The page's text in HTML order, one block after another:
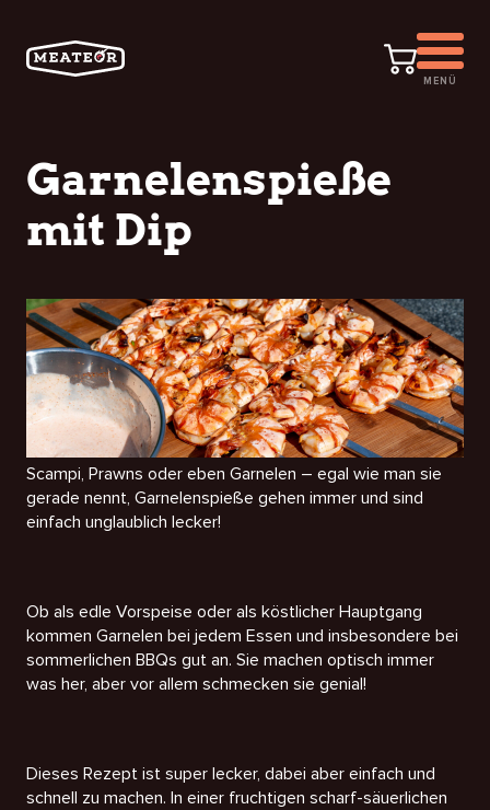
MENÜ
Garnelenspieße
mit Dip
Scampi, Prawns oder eben Garnelen – egal wie man sie
gerade nennt, Garnelenspieße gehen immer und sind
einfach unglaublich lecker!
Ob als edle Vorspeise oder als köstlicher Hauptgang
kommen Garnelen bei jedem Essen und insbesondere bei
sommerlichen BBQs gut an. Sie machen optisch immer
was her, aber vor allem schmecken sie genial!
Dieses Rezept ist super lecker, dabei aber einfach und
schnell zu machen. In einer fruchtigen scharf-säuerlichen